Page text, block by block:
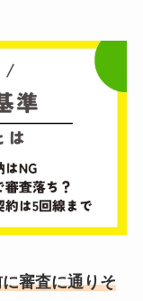
審査に通りそ